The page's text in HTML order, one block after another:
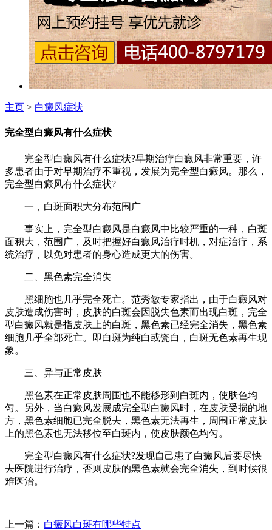
主页 > 白癜风症状
完全型白癜风有什么症状
完全型白癜风有什么症状?早期治疗白癜风非常重要，许
多患者由于对早期治疗不重视，发展为完全型白癜风。那么，
完全型白癜风有什么症状?
一，白斑面积大分布范围广
事实上，完全型白癜风是白癜风中比较严重的一种，白斑
面积大，范围广，及时把握好白癜风治疗时机，对症治疗，系
统治疗，以免对患者的身心造成更大的伤害。
二、黑色素完全消失
黑细胞也几乎完全死亡。范秀敏专家指出，由于白癜风对
皮肤造成伤害时，皮肤的白斑会因脱失色素而出现白斑，完全
型白癜风就是指皮肤上的白斑，黑色素已经完全消失，黑色素
细胞几乎全部死亡。即白斑为纯白或瓷白，白斑无色素再生现
象。
三、异与正常皮肤
黑色素在正常皮肤周围也不能移形到白斑内，使肤色均
匀。另外，当白癜风发展成完全型白癜风时，在皮肤受损的地
方，黑色素细胞已完全脱去，黑色素无法再生，周围正常皮肤
上的黑色素也无法移位至白斑内，使皮肤颜色均匀。
完全型白癜风有什么症状?发现自己患了白癜风后要尽快
去医院进行治疗，否则皮肤的黑色素就会完全消失，到时候很
难医治。
上一篇： 白癜风白斑有哪些特点